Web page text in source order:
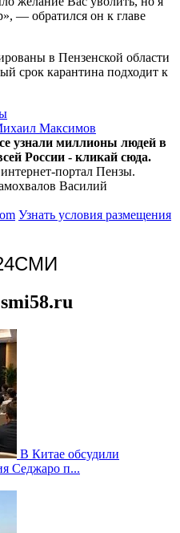
— обратился он к главе
в Пензенской области
срок карантина подходит к
Максимов
узнали миллионы людей в
России - кликай сюда.
портал Пензы.
Василий
Узнать условия размещения
В Китае обсудили
Седжаро п...